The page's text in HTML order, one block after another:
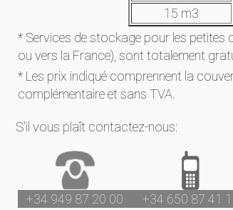
15 m3
* Services de stockage pour les petites
ou vers la France), sont totalement
* Les prix indiqué comprennent la
complémentaire et sans TVA.
S'il vous plaît contactez-nous:
+34 949 87 20 00 +34 650 87 41